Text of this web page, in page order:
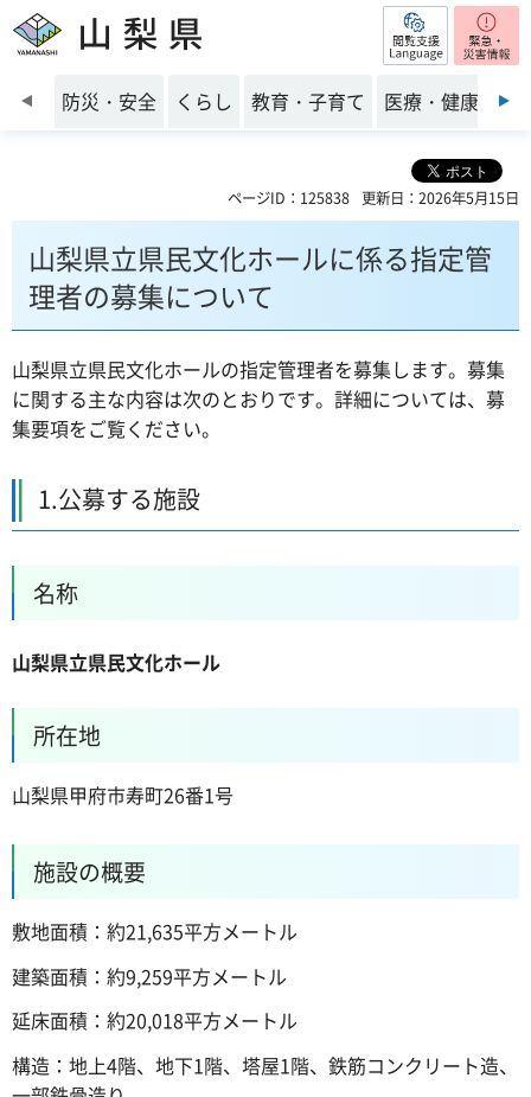
山梨県 閲覧支援
前のスライドを表示
防災・安全 くらし 教育・子育て 医療・健康・福
ページID：125838 更新日：2026年5月15日
山梨県立県民文化ホールに係る指定管
理者の募集について
山梨県立県民文化ホールの指定管理者を募集します。募集
に関する主な内容は次のとおりです。詳細については、募
集要項をご覧ください。
1.公募する施設
名称
山梨県立県民文化ホール
所在地
山梨県甲府市寿町26番1号
施設の概要
敷地面積：約21,635平方メートル
建築面積：約9,259平方メートル
延床面積：約20,018平方メートル
構造：地上4階、地下1階、塔屋1階、鉄筋コンクリート造、